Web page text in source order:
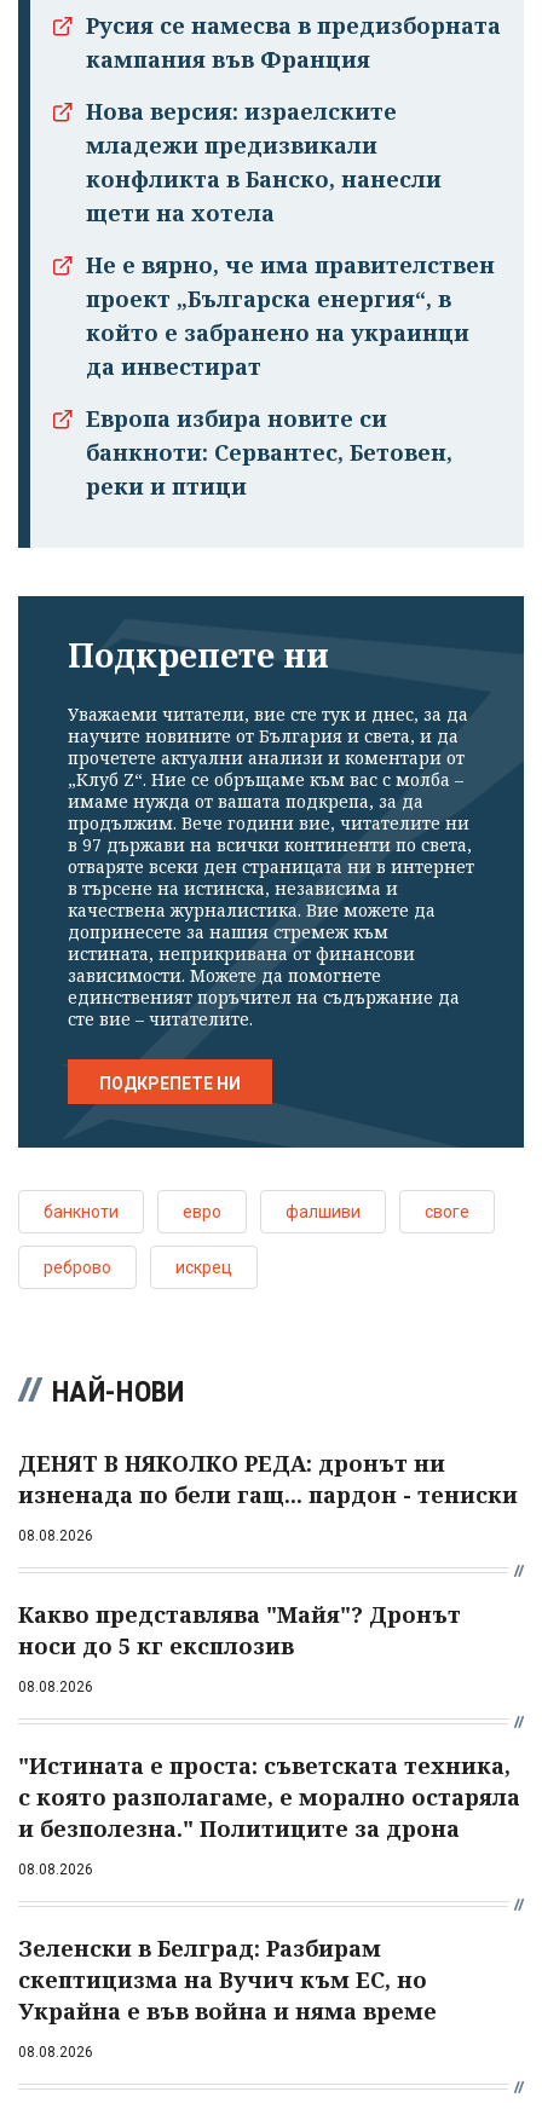
профила си!
Русия се намесва в предизборната
кампания във Франция
Нова версия: израелските
младежи предизвикали
конфликта в Банско, нанесли
щети на хотела
Не е вярно, че има правителствен
проект „Българска енергия“, в
който е забранено на украинци
да инвестират
Европа избира новите си
банкноти: Сервантес, Бетовен,
реки и птици
Подкрепете ни
Уважаеми читатели, вие сте тук и днес, за да
научите новините от България и света, и да
прочетете актуални анализи и коментари от
„Клуб Z“. Ние се обръщаме към вас с молба –
имаме нужда от вашата подкрепа, за да
продължим. Вече години вие, читателите ни
в 97 държави на всички континенти по света,
отваряте всеки ден страницата ни в интернет
в търсене на истинска, независима и
качествена журналистика. Вие можете да
допринесете за нашия стремеж към
истината, неприкривана от финансови
зависимости. Можете да помогнете
единственият поръчител на съдържание да
сте вие – читателите.
ПОДКРЕПЕТЕ НИ
банкноти евро фалшиви своге
реброво искрец
НАЙ-НОВИ
ДЕНЯТ В НЯКОЛКО РЕДА: дронът ни
изненада по бели гащ... пардон - тениски
08.08.2026
Какво представлява "Майя"? Дронът
носи до 5 кг експлозив
08.08.2026
"Истината е проста: съветската техника,
с която разполагаме, е морално остаряла
и безполезна." Политиците за дрона
08.08.2026
Зеленски в Белград: Разбирам
скептицизма на Вучич към ЕС, но
Украйна е във война и няма време
08.08.2026